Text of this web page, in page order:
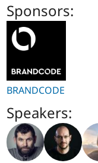
Sponsors:
BRANDCODE
Speakers: